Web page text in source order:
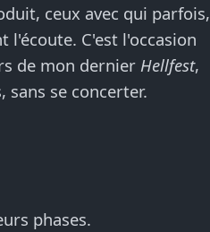
ceux avec qui parfois,
l'écoute. C'est l'occasion
de mon dernier Hellfest,
sans se concerter.
phases.